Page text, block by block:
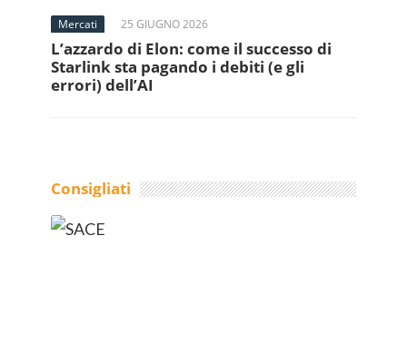
Mercati 25 GIUGNO 2026
L’azzardo di Elon: come il successo di
Starlink sta pagando i debiti (e gli
errori) dell’AI
Consigliati